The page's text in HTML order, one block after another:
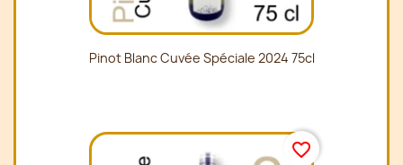
Pinot Blanc Cuvée Spéciale 2024 75cl
favorite_border